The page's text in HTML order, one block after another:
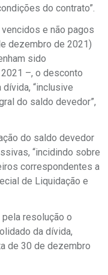
do contrato”.
e não pagos
dezembro de 2021)
sido
–, o desconto
“inclusive
do saldo devedor”,
do saldo devedor
“incidindo sobre
correspondentes a
de Liquidação e
resolução o
da dívida,
de 30 de dezembro